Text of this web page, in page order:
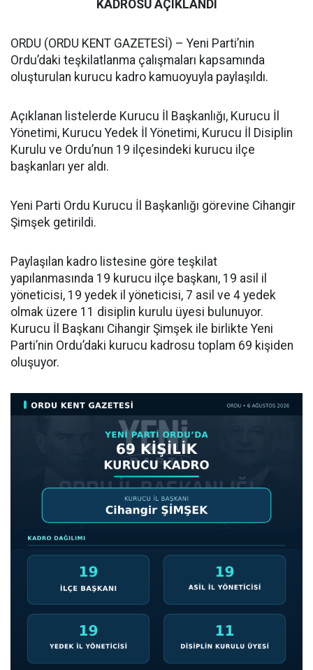
KADROSU AÇIKLANDI
ORDU (ORDU KENT GAZETESİ) – Yeni Parti’nin
Ordu’daki teşkilatlanma çalışmaları kapsamında
oluşturulan kurucu kadro kamuoyuyla paylaşıldı.
Açıklanan listelerde Kurucu İl Başkanlığı, Kurucu İl
Yönetimi, Kurucu Yedek İl Yönetimi, Kurucu İl Disiplin
Kurulu ve Ordu’nun 19 ilçesindeki kurucu ilçe
başkanları yer aldı.
Yeni Parti Ordu Kurucu İl Başkanlığı görevine Cihangir
Şimşek getirildi.
Paylaşılan kadro listesine göre teşkilat
yapılanmasında 19 kurucu ilçe başkanı, 19 asil il
yöneticisi, 19 yedek il yöneticisi, 7 asil ve 4 yedek
olmak üzere 11 disiplin kurulu üyesi bulunuyor.
Kurucu İl Başkanı Cihangir Şimşek ile birlikte Yeni
Parti’nin Ordu’daki kurucu kadrosu toplam 69 kişiden
oluşuyor.